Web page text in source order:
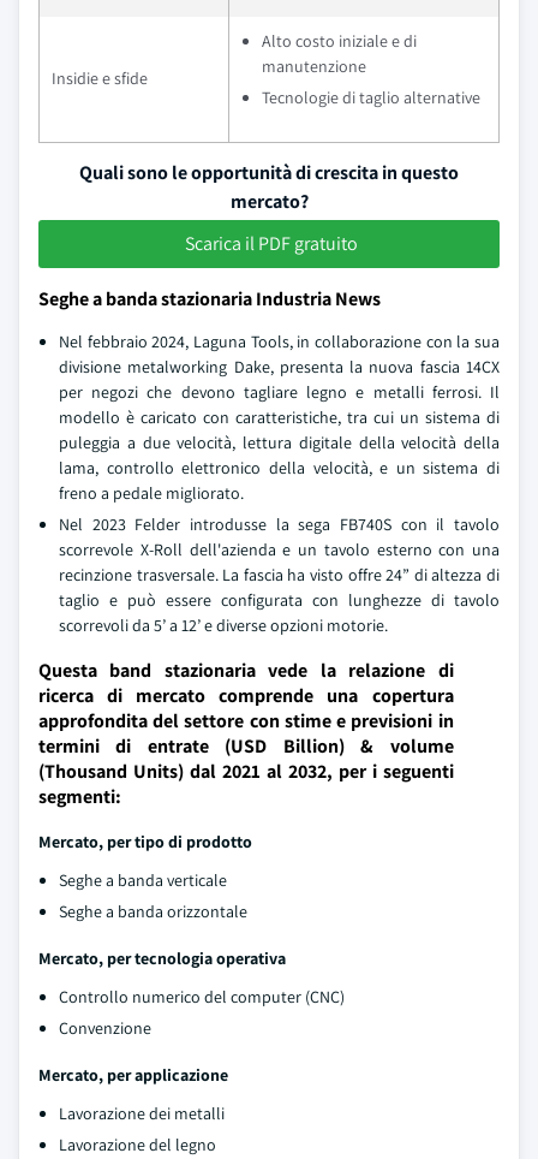
Insidie e sfide
Alto costo iniziale e di
manutenzione
Tecnologie di taglio alternative
Quali sono le opportunità di crescita in questo
mercato?
Scarica il PDF gratuito
Seghe a banda stazionaria Industria News
Nel febbraio 2024, Laguna Tools, in collaborazione con la sua
divisione metalworking Dake, presenta la nuova fascia 14CX
per negozi che devono tagliare legno e metalli ferrosi. Il
modello è caricato con caratteristiche, tra cui un sistema di
puleggia a due velocità, lettura digitale della velocità della
lama, controllo elettronico della velocità, e un sistema di
freno a pedale migliorato.
Nel 2023 Felder introdusse la sega FB740S con il tavolo
scorrevole X-Roll dell'azienda e un tavolo esterno con una
recinzione trasversale. La fascia ha visto offre 24” di altezza di
taglio e può essere configurata con lunghezze di tavolo
scorrevoli da 5’ a 12’ e diverse opzioni motorie.
Questa band stazionaria vede la relazione di
ricerca di mercato comprende una copertura
approfondita del settore con stime e previsioni in
termini di entrate (USD Billion) & volume
(Thousand Units) dal 2021 al 2032, per i seguenti
segmenti:
Mercato, per tipo di prodotto
Seghe a banda verticale
Seghe a banda orizzontale
Mercato, per tecnologia operativa
Controllo numerico del computer (CNC)
Convenzione
Mercato, per applicazione
Lavorazione dei metalli
Lavorazione del legno